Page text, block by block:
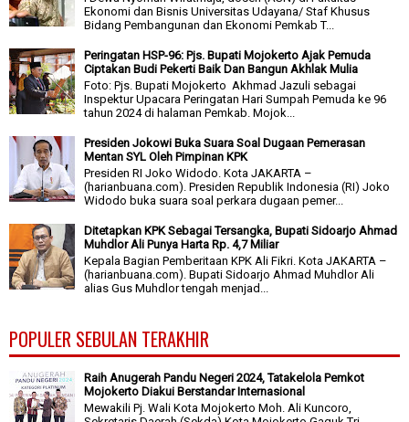
Ekonomi dan Bisnis Universitas Udayana/ Staf Khusus
Bidang Pembangunan dan Ekonomi Pemkab T...
Peringatan HSP-96: Pjs. Bupati Mojokerto Ajak Pemuda
Ciptakan Budi Pekerti Baik Dan Bangun Akhlak Mulia
Foto: Pjs. Bupati Mojokerto Akhmad Jazuli sebagai
Inspektur Upacara Peringatan Hari Sumpah Pemuda ke 96
tahun 2024 di halaman Pemkab. Mojok...
Presiden Jokowi Buka Suara Soal Dugaan Pemerasan
Mentan SYL Oleh Pimpinan KPK
Presiden RI Joko Widodo. Kota JAKARTA –
(harianbuana.com). Presiden Republik Indonesia (RI) Joko
Widodo buka suara soal perkara dugaan pemer...
Ditetapkan KPK Sebagai Tersangka, Bupati Sidoarjo Ahmad
Muhdlor Ali Punya Harta Rp. 4,7 Miliar
Kepala Bagian Pemberitaan KPK Ali Fikri. Kota JAKARTA –
(harianbuana.com). Bupati Sidoarjo Ahmad Muhdlor Ali
alias Gus Muhdlor tengah menjad...
POPULER SEBULAN TERAKHIR
Raih Anugerah Pandu Negeri 2024, Tatakelola Pemkot
Mojokerto Diakui Berstandar Internasional
Mewakili Pj. Wali Kota Mojokerto Moh. Ali Kuncoro,